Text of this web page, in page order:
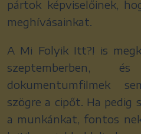
pártok képviselőinek,
meghívásainkat.
A Mi Folyik Itt?! is
szeptemberben,
dokumentumfilmek
szögre a cipőt. Ha
a munkánkat, fontos